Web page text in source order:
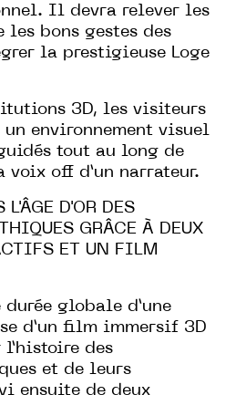
Il devra relever les
les bons gestes des
la prestigieuse Loge
3D, les visiteurs
un environnement visuel
tout au long de
voix off d’un narrateur.
D'OR DES
GRÂCE À DEUX
ET UN FILM
durée globale d’une
d’un film immersif 3D
des
et de leurs
ensuite de deux